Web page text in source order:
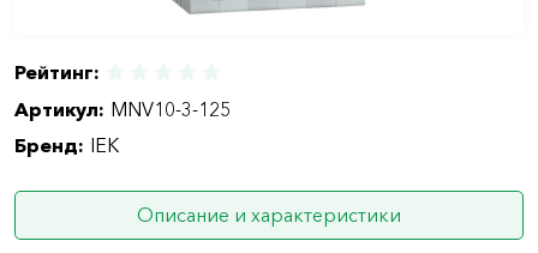
Рейтинг:
Артикул: MNV10-3-125
Бренд: IEK
Описание и характеристики